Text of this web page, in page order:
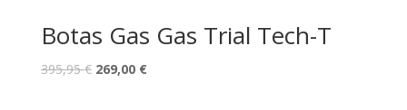
Botas Gas Gas Trial Tech-T
395,95€ 269,00 €